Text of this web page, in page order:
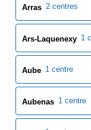
Aude 3 centres
Aulnay-sous-Bois
Auray 1 centre
Aurillac 1 centre